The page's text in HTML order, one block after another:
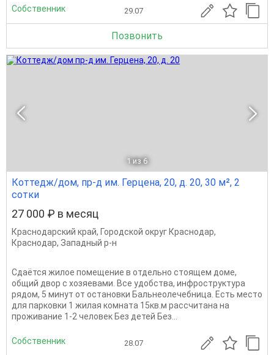
Собственник 29.07
Позвонить
1 из 6
Коттедж/дом, пр-д им. Герцена, 20, д. 20, 30 м², 2
сотки
27 000 ₽ в месяц
Краснодарский край, Городской округ Краснодар,
Краснодар, Западный р-н
Сдаётся жилое помещение в отдельно стоящем доме,
общий двор с хозяевами. Все удобства, инфроструктура
рядом, 5 минут от остановки Бальнеолечебница. Есть место
для парковки 1 жилая комната 15кв.м рассчитана на
проживание 1-2 человек Без детей Без...
Собственник 28.07